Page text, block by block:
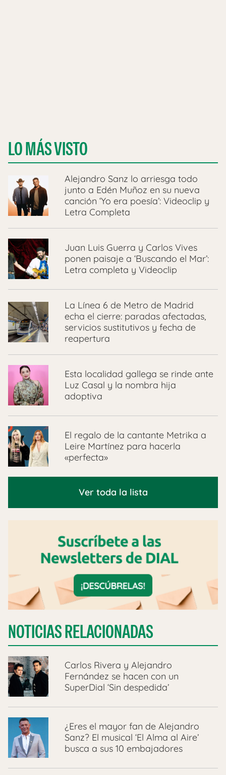
LO MÁS VISTO
Alejandro Sanz lo arriesga todo
junto a Edén Muñoz en su nueva
canción ‘Yo era poesía’: Videoclip y
Letra Completa
Juan Luis Guerra y Carlos Vives
ponen paisaje a ‘Buscando el Mar’:
Letra completa y Videoclip
La Línea 6 de Metro de Madrid
echa el cierre: paradas afectadas,
servicios sustitutivos y fecha de
reapertura
Esta localidad gallega se rinde ante
Luz Casal y la nombra hija
adoptiva
El regalo de la cantante Metrika a
Leire Martínez para hacerla
«perfecta»
Ver toda la lista
NOTICIAS RELACIONADAS
Carlos Rivera y Alejandro
Fernández se hacen con un
SuperDial ‘Sin despedida’
¿Eres el mayor fan de Alejandro
Sanz? El musical ‘El Alma al Aire’
busca a sus 10 embajadores